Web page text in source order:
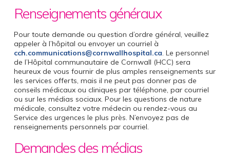
Renseignements généraux
Pour toute demande ou question d’ordre général, veuillez
appeler à l’hôpital ou envoyer un courriel à
cch.communications@cornwallhospital.ca. Le personnel
de l’Hôpital communautaire de Cornwall (HCC) sera
heureux de vous fournir de plus amples renseignements sur
les services offerts, mais il ne peut pas donner pas de
conseils médicaux ou cliniques par téléphone, par courriel
ou sur les médias sociaux. Pour les questions de nature
médicale, consultez votre médecin ou rendez-vous au
Service des urgences le plus près. N’envoyez pas de
renseignements personnels par courriel.
Demandes des médias